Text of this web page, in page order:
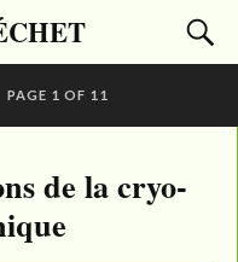
PAGE 1 OF 11
de la cryo-